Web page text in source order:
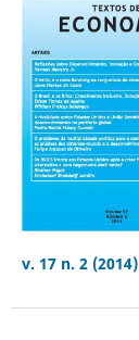
v. 17 n. 2 (2014)